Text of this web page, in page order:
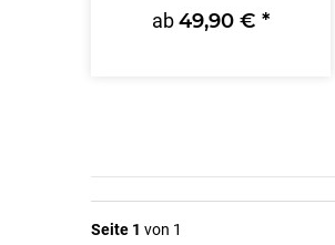
ab49,90 € *
Seite 1 von 1